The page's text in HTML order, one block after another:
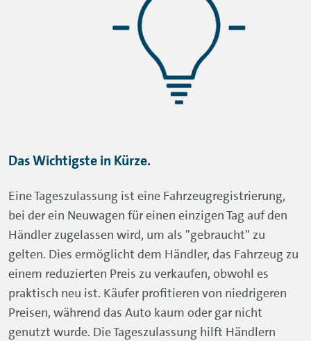
Das Wichtigste in Kürze.
Eine Tageszulassung ist eine Fahrzeugregistrierung,
bei der ein Neuwagen für einen einzigen Tag auf den
Händler zugelassen wird, um als "gebraucht" zu
gelten. Dies ermöglicht dem Händler, das Fahrzeug zu
einem reduzierten Preis zu verkaufen, obwohl es
praktisch neu ist. Käufer profitieren von niedrigeren
Preisen, während das Auto kaum oder gar nicht
genutzt wurde. Die Tageszulassung hilft Händlern